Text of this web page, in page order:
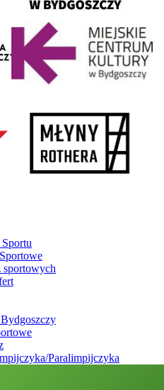
sportowych
Paralimpijczyka